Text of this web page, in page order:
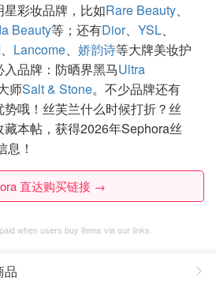
彩妆品牌，比如Rare Beauty、
Beauty等；还有Dior、 YSL、
、 Lancome、 娇韵诗等大牌美妆护
品牌：防晒界黑马Ultra
师Salt & Stone。不少品牌还有
哦！丝芙兰什么时候打折？丝
本帖，获得2026年Sephora丝
！
直达购买链接 →
when users buy items via our links.
品